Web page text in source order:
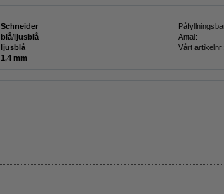
Schneider
blå/ljusblå Antal:
ljusblå Vårt artikelnr:
1,4 mm